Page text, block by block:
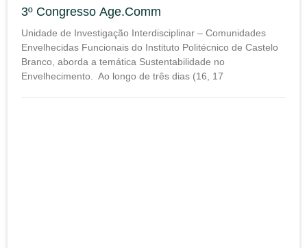
3º Congresso Age.Comm
Unidade de Investigação Interdisciplinar – Comunidades
Envelhecidas Funcionais do Instituto Politécnico de Castelo
Branco, aborda a temática Sustentabilidade no
Envelhecimento. Ao longo de três dias (16, 17